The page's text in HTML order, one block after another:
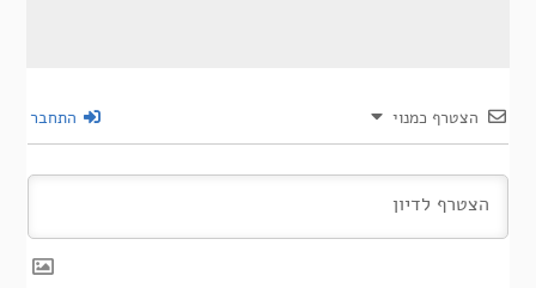
הצטרף כמנוי התחבר